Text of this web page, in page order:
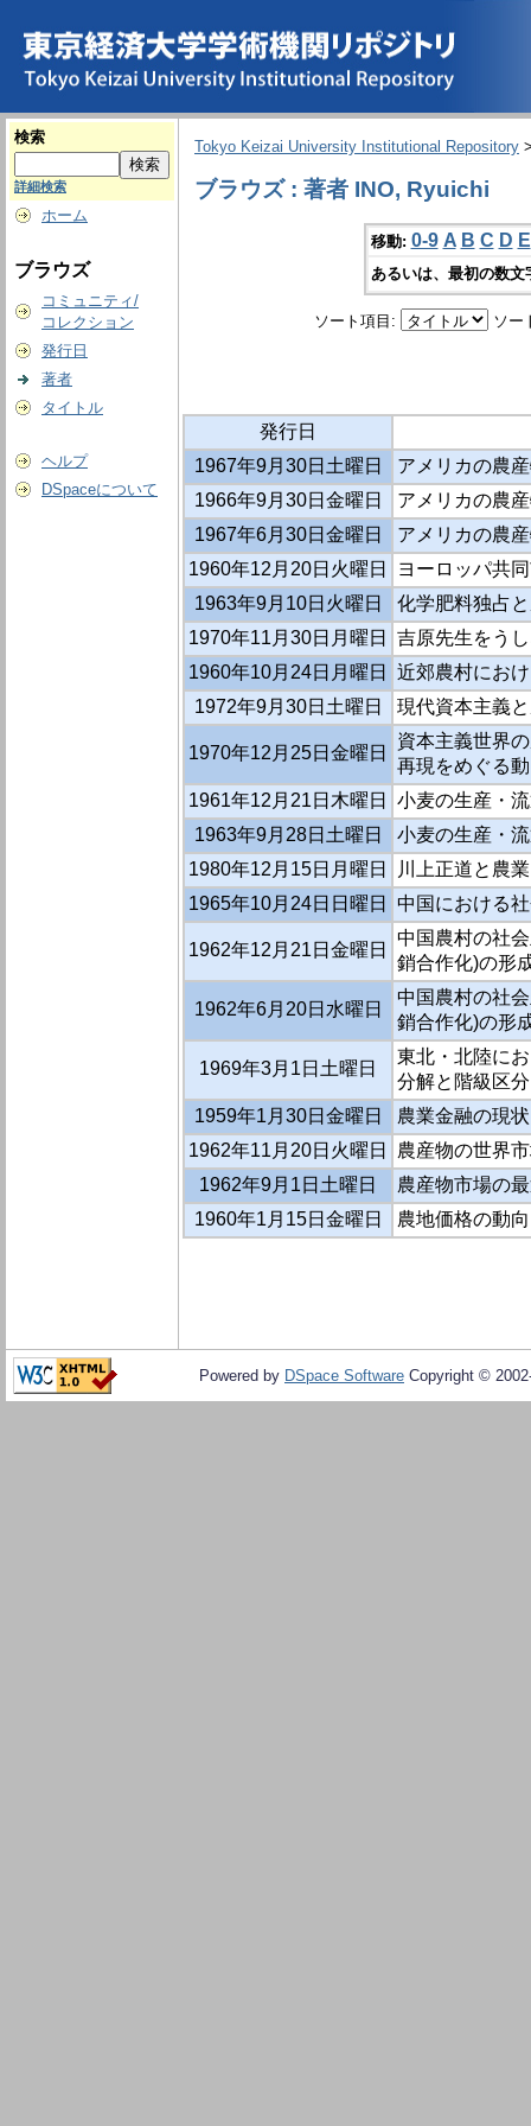
検索
詳細検索
ホーム
ブラウズ
コミュニティ/
コレクション
発行日
著者
タイトル
ヘルプ
DSpaceについて
Tokyo Keizai University Institutional Repository
ブラウズ : 著者 INO, Ryuichi
移動: 0-9 A B C D E
あるいは、最初の数
ソート項目: ソー
発行日
1967年9月30日土曜日
アメリカの農
1966年9月30日金曜日
アメリカの農
1967年6月30日金曜日
アメリカの農
1960年12月20日火曜日
ヨーロッパ共
1963年9月10日火曜日
化学肥料独占
1970年11月30日月曜日
吉原先生をう
1960年10月24日月曜日
近郊農村にお
1972年9月30日土曜日
現代資本主義
1970年12月25日金曜日
資本主義世界
再現をめぐる
1961年12月21日木曜日
小麦の生産・
1963年9月28日土曜日
小麦の生産・
1980年12月15日月曜日
川上正道と農
1965年10月24日日曜日
中国における
1962年12月21日金曜日
中国農村の社
銷合作化)の形
1962年6月20日水曜日
中国農村の社
銷合作化)の形
1969年3月1日土曜日
東北・北陸に
分解と階級区
1959年1月30日金曜日
農業金融の現
1962年11月20日火曜日
農産物の世界
1962年9月1日土曜日
農産物市場の
1960年1月15日金曜日
農地価格の動
Powered by DSpace Software Copyright ©